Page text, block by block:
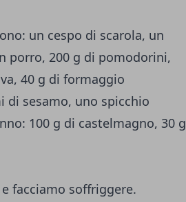
un cespo di scarola, un
porro, 200 g di pomodorini,
40 g di formaggio
di sesamo, uno spicchio
100 g di castelmagno, 30 g
facciamo soffriggere.